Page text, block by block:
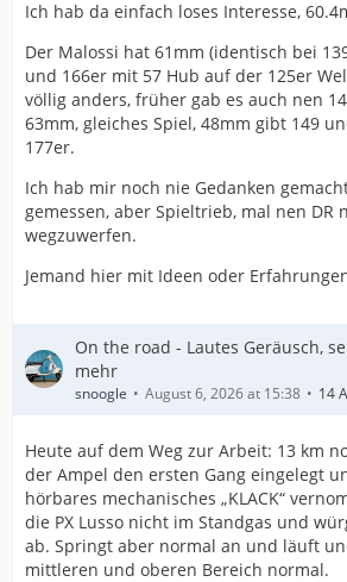
Ich hab da einfach loses Interesse,
Der Malossi hat 61mm (identisch bei
und 166er mit 57 Hub auf der 125er
völlig anders, früher gab es auch nen
63mm, gleiches Spiel, 48mm gibt 149
177er.
Ich hab mir noch nie Gedanken
gemessen, aber Spieltrieb, mal nen DR
wegzuwerfen.
Jemand hier mit Ideen oder
On the road - Lautes Geräusch,
mehr
snoogle August 6, 2026 at 15:38 14
Heute auf dem Weg zur Arbeit: 13 km
der Ampel den ersten Gang eingelegt
hörbares mechanisches „KLACK“
die PX Lusso nicht im Standgas und
ab. Springt aber normal an und läuft
mittleren und oberen Bereich normal.